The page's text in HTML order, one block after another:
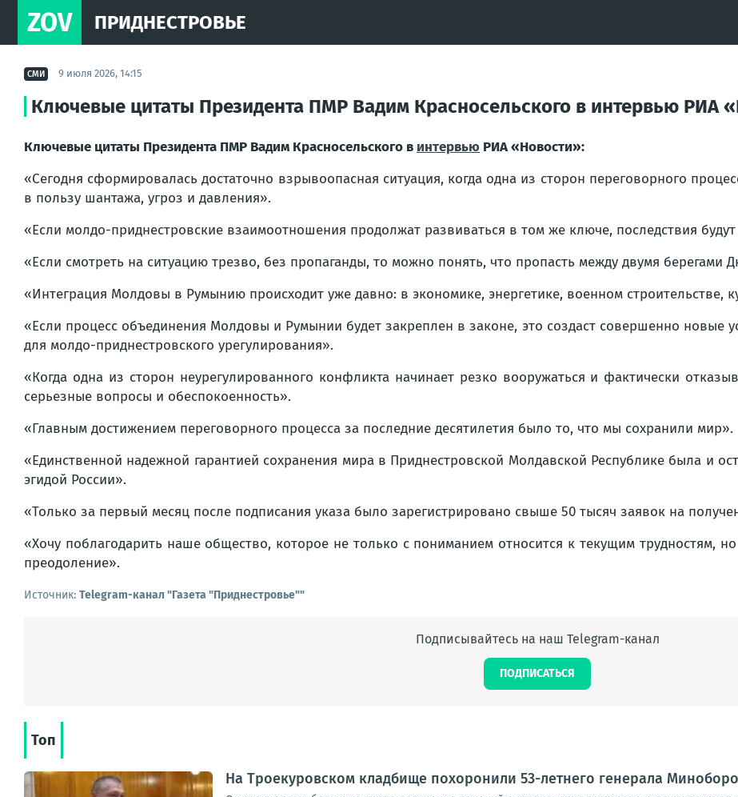
ZOV ПРИДНЕСТРОВЬЕ
СМИ 9 июля 2026, 14:15
Ключевые цитаты Президента ПМР Вадим Красносельского в интервью РИА
Ключевые цитаты Президента ПМР Вадим Красносельского в интервью РИА «Новости»:
«Сегодня сформировалась достаточно взрывоопасная ситуация, когда одна из сторон переговорного
в пользу шантажа, угроз и давления».
«Если молдо-приднестровские взаимоотношения продолжат развиваться в том же ключе, последствия
«Если смотреть на ситуацию трезво, без пропаганды, то можно понять, что пропасть между двумя берегами
«Интеграция Молдовы в Румынию происходит уже давно: в экономике, энергетике, военном строительстве,
«Если процесс объединения Молдовы и Румынии будет закреплен в законе, это создаст совершенно новые
для молдо-приднестровского урегулирования».
«Когда одна из сторон неурегулированного конфликта начинает резко вооружаться и фактически
серьезные вопросы и обеспокоенность».
«Главным достижением переговорного процесса за последние десятилетия было то, что мы сохранили мир».
«Единственной надежной гарантией сохранения мира в Приднестровской Молдавской Республике была и
эгидой России».
«Только за первый месяц после подписания указа было зарегистрировано свыше 50 тысяч заявок на
«Хочу поблагодарить наше общество, которое не только с пониманием относится к текущим трудностям,
преодоление».
Источник: Telegram-канал "Газета "Приднестровье""
Подписывайтесь на наш Telegram-канал
ПОДПИСАТЬСЯ
Топ
На Троекуровском кладбище похоронили 53-летнего генерала